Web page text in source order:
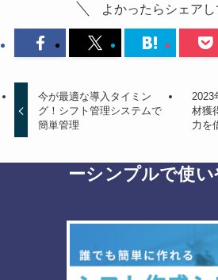
よかったらシェアし
今が最適な導入タイミン
グ！シフト管理システムで
簡単管理
2023
材獲
力を
ーシンプルで使